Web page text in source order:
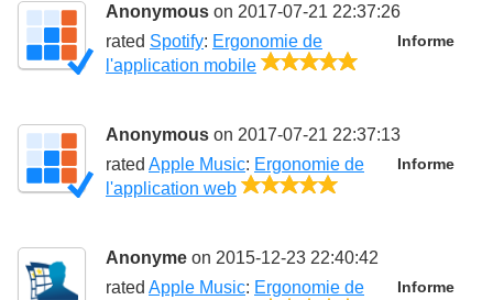
Anonymous on 2017-07-21 22:37:26
Informe
rated Spotify: Ergonomie de
l'application mobile
Anonymous on 2017-07-21 22:37:13
Informe
rated Apple Music: Ergonomie de
l'application web
Anonyme on 2015-12-23 22:40:42
Informe
rated Apple Music: Ergonomie de